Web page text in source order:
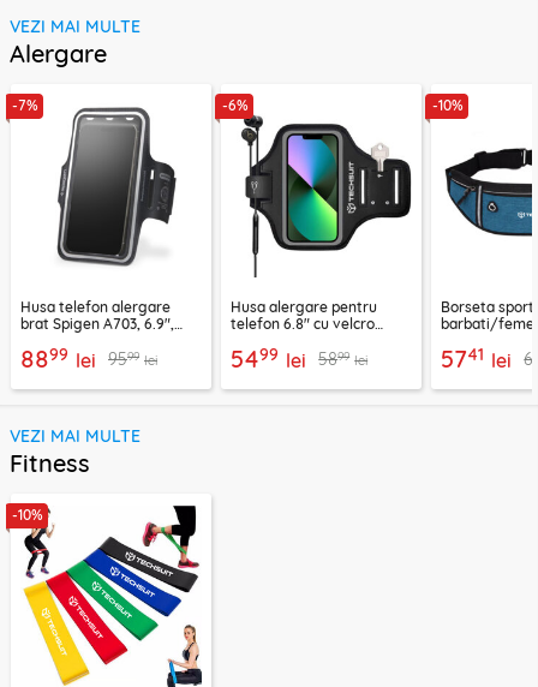
VEZI MAI MULTE
Alergare
-7%
Husa telefon alergare
brat Spigen A703, 6.9",
8899 lei 9599 lei
-6%
Husa alergare pentru
telefon 6.8" cu velcro
5499 lei 5899 lei
-10%
Borseta
barbati/femei
5741 lei
VEZI MAI MULTE
Fitness
-10%